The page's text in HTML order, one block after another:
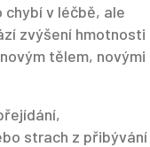
v léčbě, ale
zvýšení hmotnosti
tělem, novými
,
strach z přibývání